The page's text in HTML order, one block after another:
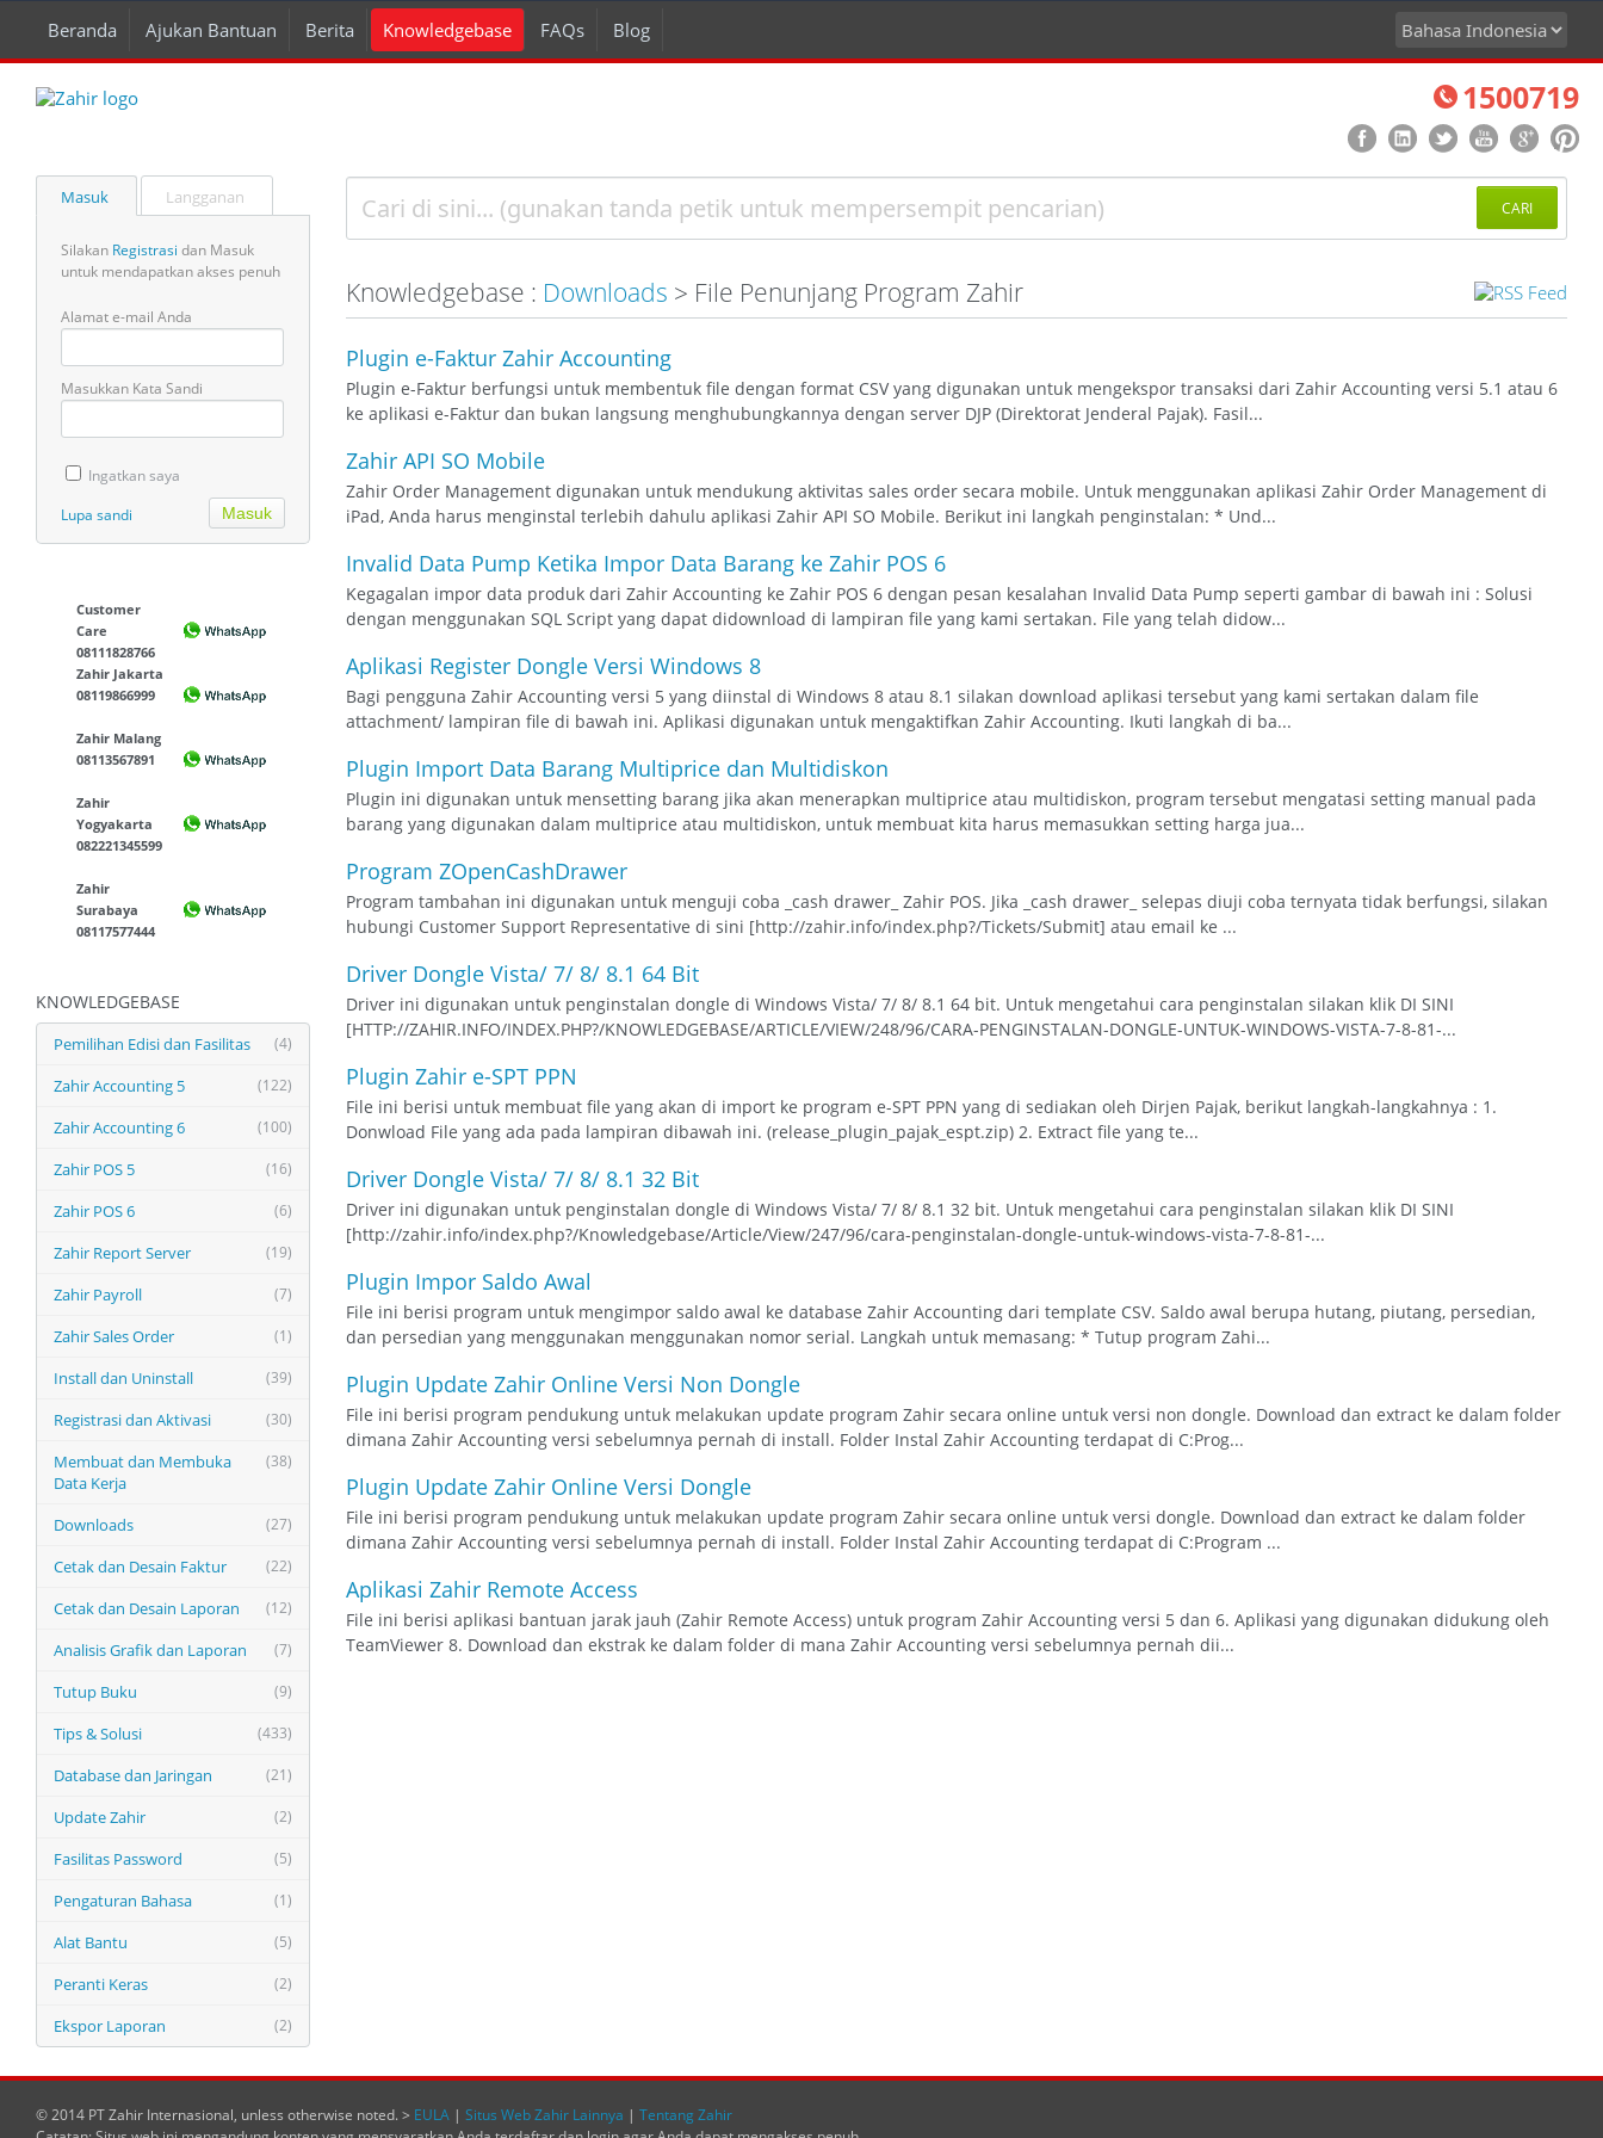
Beranda Ajukan Bantuan Berita Knowledgebase FAQs Blog
1500719
Masuk Langganan
Silakan Registrasi dan Masuk
untuk mendapatkan akses penuh
Alamat e-mail Anda
Masukkan Kata Sandi
Ingatkan saya
Lupa sandi
Customer
Care
08111828766
Zahir Jakarta
08119866999
Zahir Malang
08113567891
Zahir
Yogyakarta
082221345599
Zahir
Surabaya
08117577444
KNOWLEDGEBASE
(4)
Pemilihan Edisi dan Fasilitas
(122)
Zahir Accounting 5
(100)
Zahir Accounting 6
(16)
Zahir POS 5
(6)
Zahir POS 6
(19)
Zahir Report Server
(7)
Zahir Payroll
(1)
Zahir Sales Order
(39)
Install dan Uninstall
(30)
Registrasi dan Aktivasi
(38)
Membuat dan Membuka
Data Kerja
(27)
Downloads
(22)
Cetak dan Desain Faktur
(12)
Cetak dan Desain Laporan
(7)
Analisis Grafik dan Laporan
(9)
Tutup Buku
(433)
Tips & Solusi
(21)
Database dan Jaringan
(2)
Update Zahir
(5)
Fasilitas Password
(1)
Pengaturan Bahasa
(5)
Alat Bantu
(2)
Peranti Keras
(2)
Ekspor Laporan
CARI
Knowledgebase : Downloads > File Penunjang Program Zahir
Plugin e-Faktur Zahir Accounting
Plugin e-Faktur berfungsi untuk membentuk file dengan format CSV yang digunakan untuk mengekspor transaksi dari Zahir Accounting versi 5.1 atau 6
ke aplikasi e-Faktur dan bukan langsung menghubungkannya dengan server DJP (Direktorat Jenderal Pajak). Fasil...
Zahir API SO Mobile
Zahir Order Management digunakan untuk mendukung aktivitas sales order secara mobile. Untuk menggunakan aplikasi Zahir Order Management di
iPad, Anda harus menginstal terlebih dahulu aplikasi Zahir API SO Mobile. Berikut ini langkah penginstalan: * Und...
Invalid Data Pump Ketika Impor Data Barang ke Zahir POS 6
Kegagalan impor data produk dari Zahir Accounting ke Zahir POS 6 dengan pesan kesalahan Invalid Data Pump seperti gambar di bawah ini : Solusi
dengan menggunakan SQL Script yang dapat didownload di lampiran file yang kami sertakan. File yang telah didow...
Aplikasi Register Dongle Versi Windows 8
Bagi pengguna Zahir Accounting versi 5 yang diinstal di Windows 8 atau 8.1 silakan download aplikasi tersebut yang kami sertakan dalam file
attachment/ lampiran file di bawah ini. Aplikasi digunakan untuk mengaktifkan Zahir Accounting. Ikuti langkah di ba...
Plugin Import Data Barang Multiprice dan Multidiskon
Plugin ini digunakan untuk mensetting barang jika akan menerapkan multiprice atau multidiskon, program tersebut mengatasi setting manual pada
barang yang digunakan dalam multiprice atau multidiskon, untuk membuat kita harus memasukkan setting harga jua...
Program ZOpenCashDrawer
Program tambahan ini digunakan untuk menguji coba _cash drawer_ Zahir POS. Jika _cash drawer_ selepas diuji coba ternyata tidak berfungsi, silakan
hubungi Customer Support Representative di sini [http://zahir.info/index.php?/Tickets/Submit] atau email ke ...
Driver Dongle Vista/ 7/ 8/ 8.1 64 Bit
Driver ini digunakan untuk penginstalan dongle di Windows Vista/ 7/ 8/ 8.1 64 bit. Untuk mengetahui cara penginstalan silakan klik DI SINI
[HTTP://ZAHIR.INFO/INDEX.PHP?/KNOWLEDGEBASE/ARTICLE/VIEW/248/96/CARA-PENGINSTALAN-DONGLE-UNTUK-WINDOWS-VISTA-7-8-81-...
Plugin Zahir e-SPT PPN
File ini berisi untuk membuat file yang akan di import ke program e-SPT PPN yang di sediakan oleh Dirjen Pajak, berikut langkah-langkahnya : 1.
Donwload File yang ada pada lampiran dibawah ini. (release_plugin_pajak_espt.zip) 2. Extract file yang te...
Driver Dongle Vista/ 7/ 8/ 8.1 32 Bit
Driver ini digunakan untuk penginstalan dongle di Windows Vista/ 7/ 8/ 8.1 32 bit. Untuk mengetahui cara penginstalan silakan klik DI SINI
[http://zahir.info/index.php?/Knowledgebase/Article/View/247/96/cara-penginstalan-dongle-untuk-windows-vista-7-8-81-...
Plugin Impor Saldo Awal
File ini berisi program untuk mengimpor saldo awal ke database Zahir Accounting dari template CSV. Saldo awal berupa hutang, piutang, persedian,
dan persedian yang menggunakan menggunakan nomor serial. Langkah untuk memasang: * Tutup program Zahi...
Plugin Update Zahir Online Versi Non Dongle
File ini berisi program pendukung untuk melakukan update program Zahir secara online untuk versi non dongle. Download dan extract ke dalam folder
dimana Zahir Accounting versi sebelumnya pernah di install. Folder Instal Zahir Accounting terdapat di C:Prog...
Plugin Update Zahir Online Versi Dongle
File ini berisi program pendukung untuk melakukan update program Zahir secara online untuk versi dongle. Download dan extract ke dalam folder
dimana Zahir Accounting versi sebelumnya pernah di install. Folder Instal Zahir Accounting terdapat di C:Program ...
Aplikasi Zahir Remote Access
File ini berisi aplikasi bantuan jarak jauh (Zahir Remote Access) untuk program Zahir Accounting versi 5 dan 6. Aplikasi yang digunakan didukung oleh
TeamViewer 8. Download dan ekstrak ke dalam folder di mana Zahir Accounting versi sebelumnya pernah dii...
© 2014 PT Zahir Internasional, unless otherwise noted. > EULA | Situs Web Zahir Lainnya | Tentang Zahir